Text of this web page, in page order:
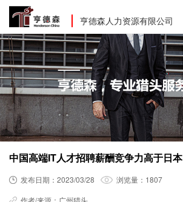
亨德森人力资源有限公司
中国高端IT人才招聘薪酬竞争力高于日本
发布日期： 2023/03/28 浏览量： 1807